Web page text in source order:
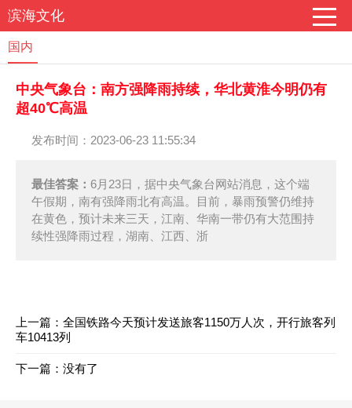
滨海文化
国内
中央气象台：南方强降雨持续，华北黄淮今明仍有
超40℃高温
发布时间：2023-06-23 11:55:34
最佳答案： 6月23日，据中央气象台网站消息，这个端
午假期，南有强降雨北有高温。目前，暴雨预警仍维持
在黄色，预计未来三天，江南、华南一带仍有大范围持
续性强降雨过程，湖南、江西、浙
上一篇： 全国铁路今天预计发送旅客1150万人次，开行旅客列
车10413列
下一篇：没有了